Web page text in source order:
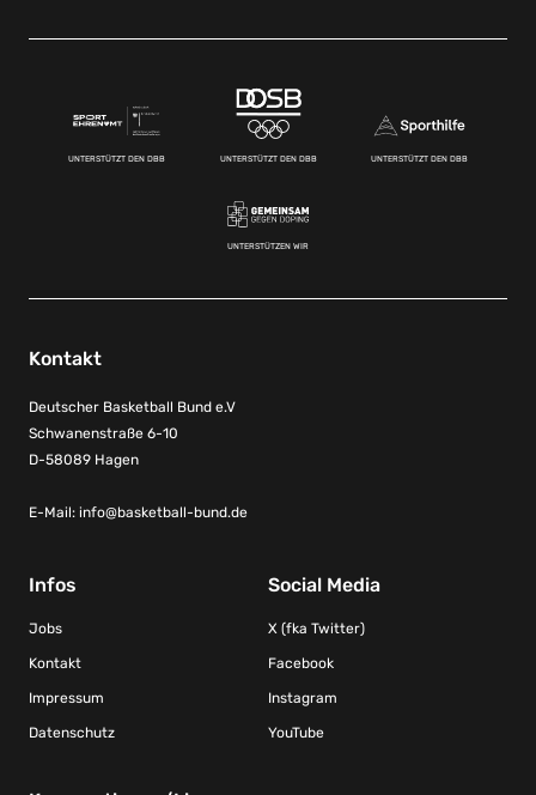
UNTERSTÜTZT DEN DBB UNTERSTÜTZT DEN DBB UNTERSTÜTZT DEN DBB
UNTERSTÜTZEN WIR
Kontakt
Deutscher Basketball Bund e.V
Schwanenstraße 6-10
D-58089 Hagen
E-Mail: info@basketball-bund.de
Infos
Jobs
Kontakt
Impressum
Datenschutz
Social Media
X (fka Twitter)
Facebook
Instagram
YouTube